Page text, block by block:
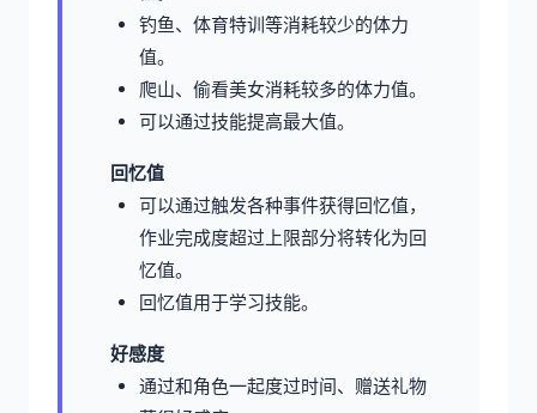
钓鱼、体育特训等消耗较少的体力
值。
爬山、偷看美女消耗较多的体力值。
可以通过技能提高最大值。
回忆值
可以通过触发各种事件获得回忆值，
作业完成度超过上限部分将转化为回
忆值。
回忆值用于学习技能。
好感度
通过和角色一起度过时间、赠送礼物